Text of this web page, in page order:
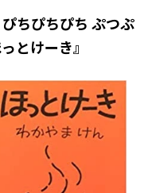
ちぴちぴち ぷつぷ
とけーき』